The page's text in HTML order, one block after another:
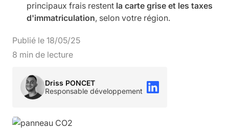
principaux frais restent la carte grise et les taxes
d'immatriculation, selon votre région.
Publié le 18/05/25
8 min de lecture
Driss PONCET
Responsable développement